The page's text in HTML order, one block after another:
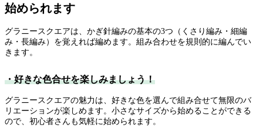
始められます
グラニースクエアは、かぎ針編みの基本の3つ（くさり編み・細編
み・長編み）を覚えれば編めます。組み合わせを規則的に編んでい
きます。
・好きな色合せを楽しみましょう！
グラニースクエアの魅力は、好きな色を選んで組み合せて無限のバ
リエーションが楽しめます。小さなサイズから始めることができる
ので、初心者さんも気軽に始められます。